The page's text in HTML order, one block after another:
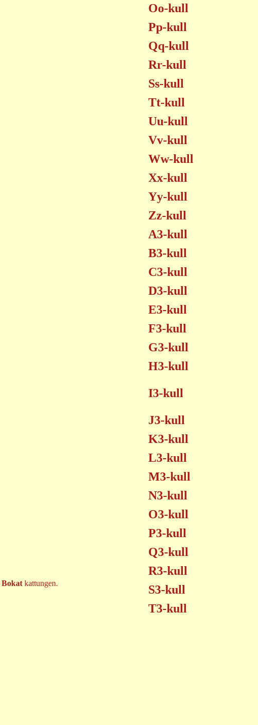
Oo-kull
Pp-kull
Qq-kull
Rr-kull
Ss-kull
Tt-kull
Uu-kull
Vv-kull
Ww-kull
Xx-kull
Yy-kull
Zz-kull
A3-kull
B3-kull
C3-kull
D3-kull
E3-kull
F3-kull
G3-kull
H3-kull
I3-kull
J3-kull
K3-kull
L3-kull
M3-kull
N3-kull
O3-kull
P3-kull
Q3-kull
R3-kull
S3-kull
T3-kull
Bokat kattungen.